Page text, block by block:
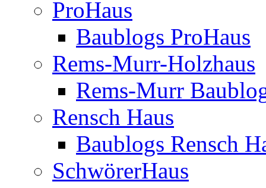
ProHaus
Baublogs ProHaus
Rems-Murr-Holzhaus
Rems-Murr
Rensch Haus
Baublogs Rensch
SchwörerHaus